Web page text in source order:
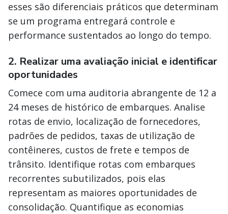
esses são diferenciais práticos que determinam
se um programa entregará controle e
performance sustentados ao longo do tempo.
2. Realizar uma avaliação inicial e identificar
oportunidades
Comece com uma auditoria abrangente de 12 a
24 meses de histórico de embarques. Analise
rotas de envio, localização de fornecedores,
padrões de pedidos, taxas de utilização de
contêineres, custos de frete e tempos de
trânsito. Identifique rotas com embarques
recorrentes subutilizados, pois elas
representam as maiores oportunidades de
consolidação. Quantifique as economias